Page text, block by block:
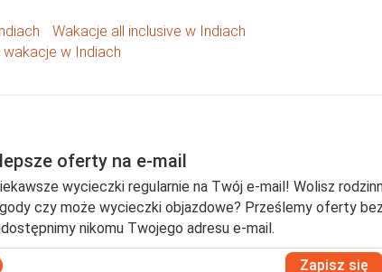
Wakacje all inclusive w Indiach
w Indiach
oferty na e-mail
wycieczki regularnie na Twój e-mail! Wolisz
czy może wycieczki objazdowe? Prześlemy oferty
nikomu Twojego adresu e-mail.
Zapisz się